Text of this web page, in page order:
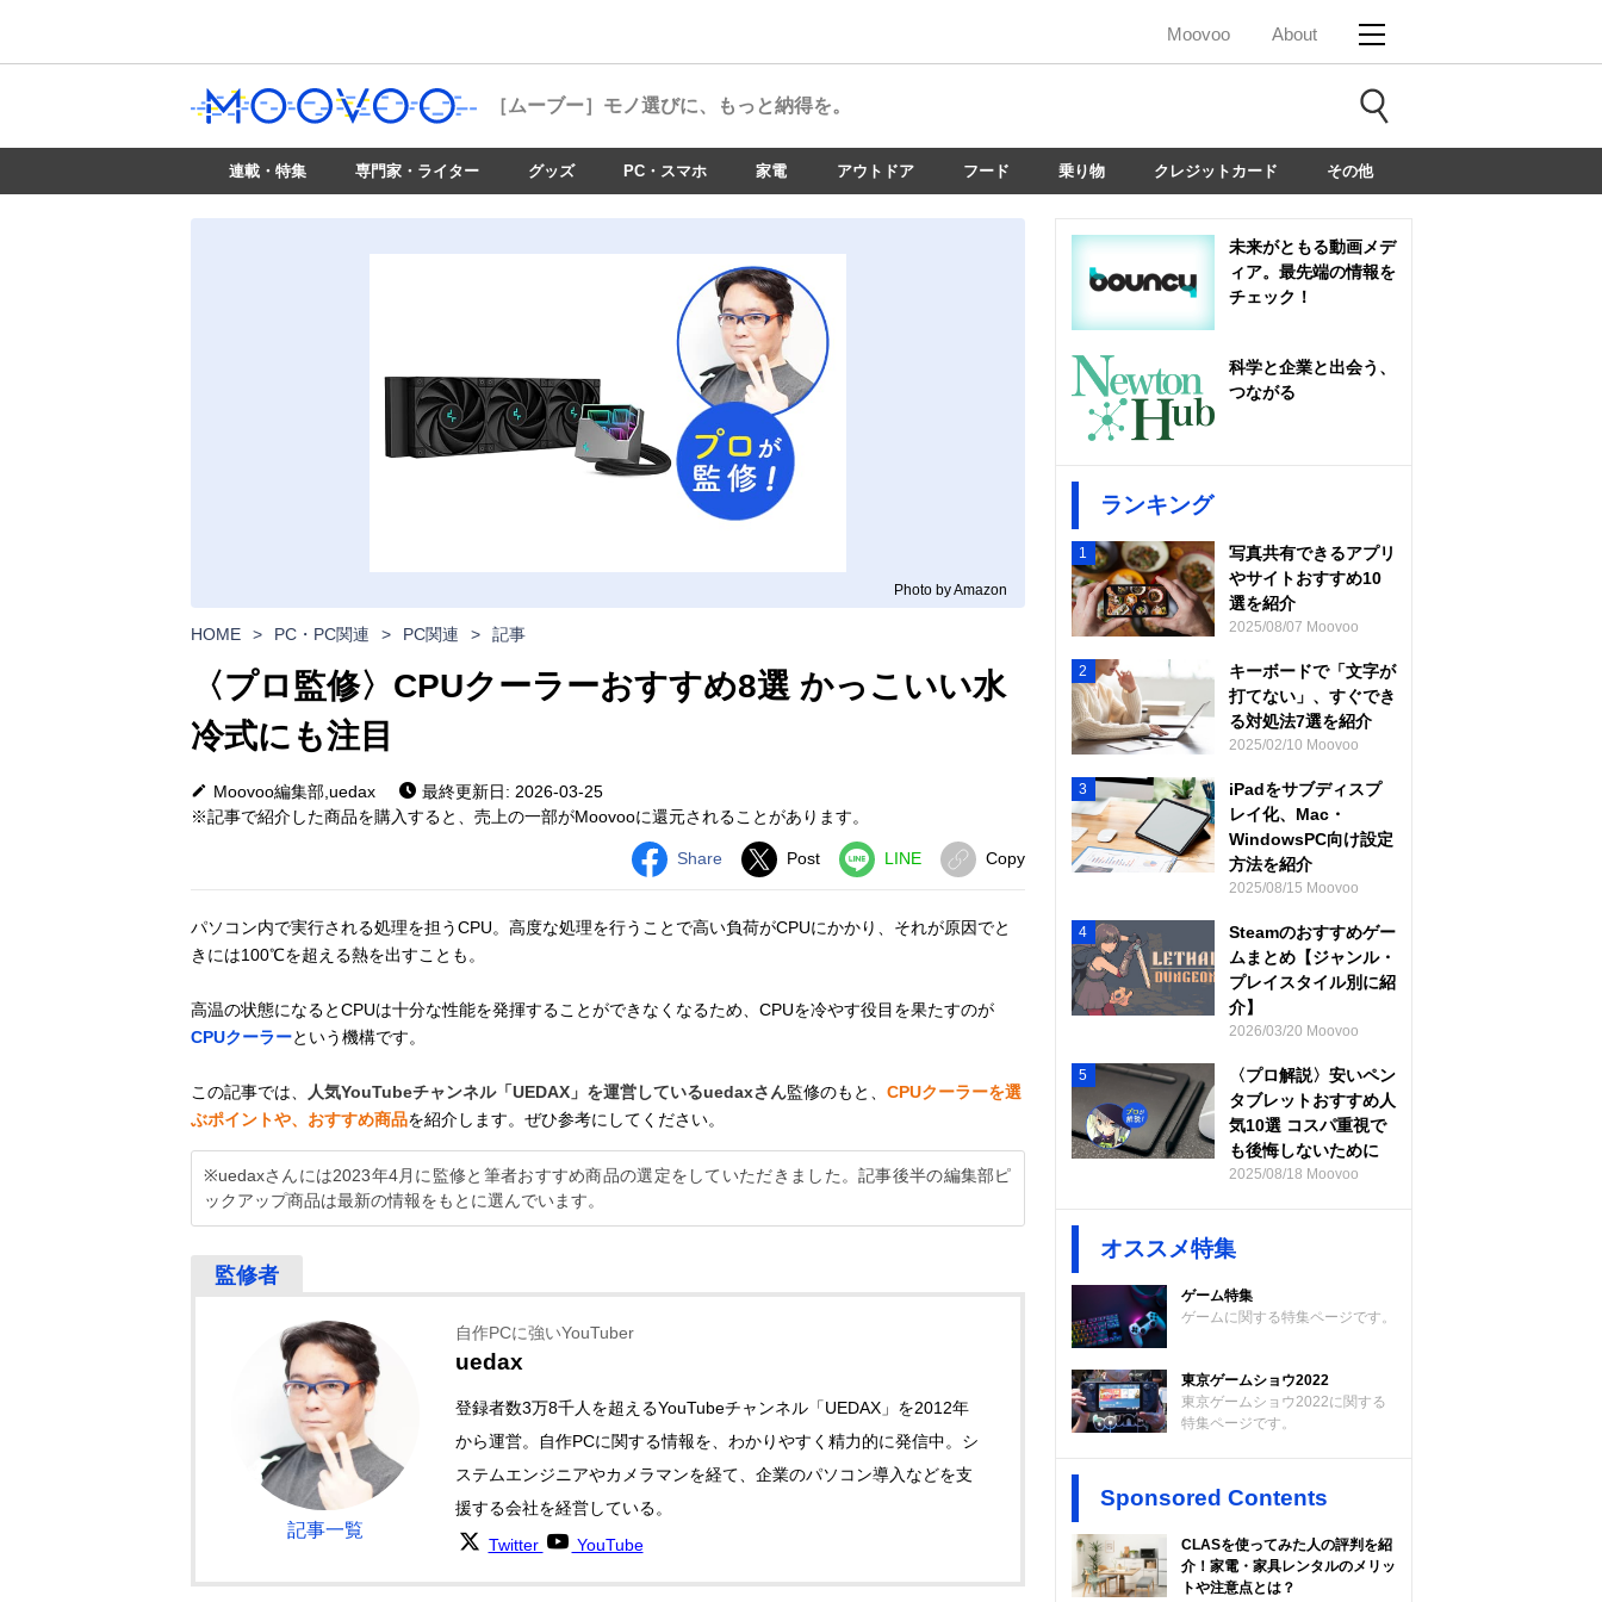
Moovoo About
［ムーブー］ モノ選びに、もっと納得を。
連載・特集 専門家・ライター グッズ PC・スマホ 家電 アウトドア フード 乗り物 クレジットカード その他
Photo by Amazon
HOME > PC・PC関連 > PC関連 > 記事
〈プロ監修〉CPUクーラーおすすめ8選 かっこいい水
冷式にも注目
Moovoo編集部,uedax
最終更新日: 2026-03-25
※記事で紹介した商品を購入すると、売上の一部がMoovooに還元されることがあります。
Share Post LINE Copy
パソコン内で実行される処理を担うCPU。高度な処理を行うことで高い負荷がCPUにかかり、それが原因でと
きには100℃を超える熱を出すことも。
高温の状態になるとCPUは十分な性能を発揮することができなくなるため、CPUを冷やす役目を果たすのが
CPUクーラーという機構です。
この記事では、 人気YouTubeチャンネル「UEDAX」を運営しているuedaxさん監修のもと、 CPUクーラーを選
ぶポイントや、おすすめ商品を紹介します。ぜひ参考にしてください。
※uedaxさんには2023年4月に監修と筆者おすすめ商品の選定をしていただきました。記事後半の編集部ピ
ックアップ商品は最新の情報をもとに選んでいます。
記事一覧
自作PCに強いYouTuber
uedax
登録者数3万8千人を超えるYouTubeチャンネル「UEDAX」を2012年
から運営。自作PCに関する情報を、わかりやすく精力的に発信中。シ
ステムエンジニアやカメラマンを経て、企業のパソコン導入などを支
援する会社を経営している。
Twitter
YouTube
未来がともる動画メデ
ィア。最先端の情報を
チェック！
科学と企業と出会う、
つながる
ランキング
1
写真共有できるアプリ
やサイトおすすめ10
選を紹介
2025/08/07 Moovoo
2
キーボードで「文字が
打てない」、すぐでき
る対処法7選を紹介
2025/02/10 Moovoo
3
iPadをサブディスプ
レイ化、Mac・
WindowsPC向け設定
方法を紹介
2025/08/15 Moovoo
4
Steamのおすすめゲー
ムまとめ【ジャンル・
プレイスタイル別に紹
介】
2026/03/20 Moovoo
5
〈プロ解説〉安いペン
タブレットおすすめ人
気10選 コスパ重視で
も後悔しないために
2025/08/18 Moovoo
オススメ特集
ゲーム特集
ゲームに関する特集ページです。
東京ゲームショウ2022
東京ゲームショウ2022に関する
特集ページです。
Sponsored Contents
CLASを使ってみた人の評判を紹
介！家電・家具レンタルのメリッ
トや注意点とは？